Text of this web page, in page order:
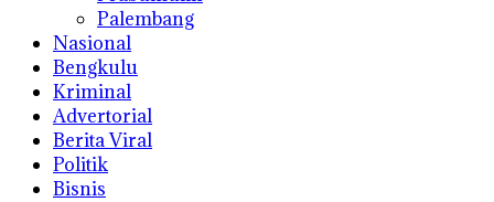
Palembang
Nasional
Bengkulu
Kriminal
Advertorial
Berita Viral
Politik
Bisnis